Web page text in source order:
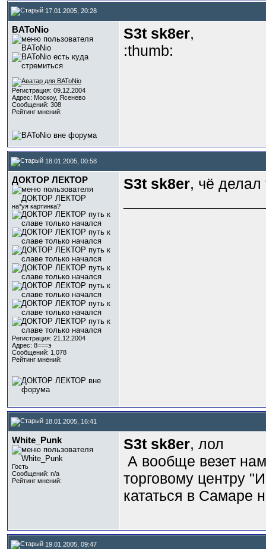
17.01.2005, 20:28
BAToNio
Регистрация: 09.12.2004
Адрес: Москоу, Ясенево
Сообщений: 308
Рейтинг мнений:
S3t sk8er,
:thumb:
18.01.2005, 00:58
ДОКТОР ЛЕКТОР
на*уя картинка?
Регистрация: 21.12.2004
Адрес: 8===э
Сообщений: 1,078
Рейтинг мнений:
S3t sk8er, чё делал
18.01.2005, 16:41
White_Punk
Гость
Сообщений: n/a
Рейтинг мнений:
S3t sk8er, лол
А вообще везет
торговому центру
кататься в Самаре
19.01.2005, 09:47